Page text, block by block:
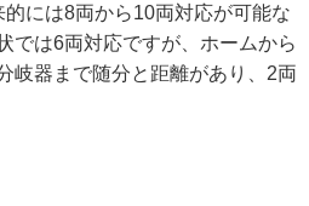
には8両から10両対応が可能な
では6両対応ですが、ホームから
岐器まで随分と距離があり、2両